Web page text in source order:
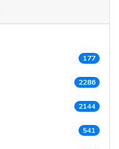
177
2286
2144
541